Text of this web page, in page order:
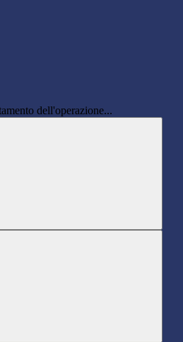
dell'operazione...